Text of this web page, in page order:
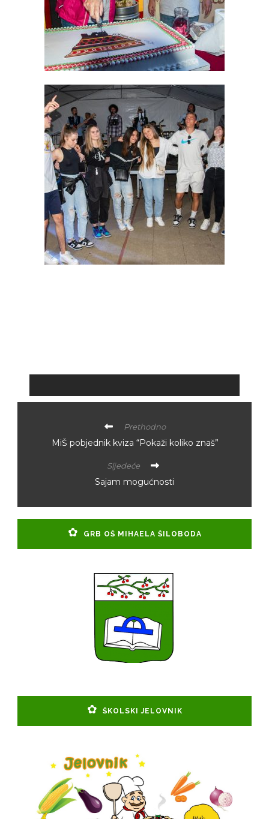
Prethodno
MiŠ pobjednik kviza “Pokaži koliko znaš”
Sljedeće
Sajam mogućnosti
GRB OŠ MIHAELA ŠILOBODA
ŠKOLSKI JELOVNIK